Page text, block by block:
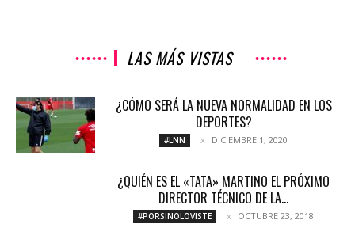
LAS MÁS VISTAS
¿CÓMO SERÁ LA NUEVA NORMALIDAD EN LOS
DEPORTES?
#LNN DICIEMBRE 1, 2020
¿QUIÉN ES EL «TATA» MARTINO EL PRÓXIMO
DIRECTOR TÉCNICO DE LA...
#PORSINOLOVISTE OCTUBRE 23, 2018